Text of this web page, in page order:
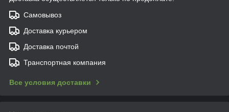
Самовывоз
Доставка курьером
Доставка почтой
Транспортная компания
Все условия доставки